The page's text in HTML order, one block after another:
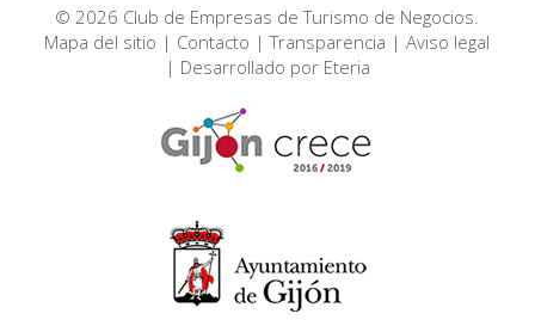
© 2026 Club de Empresas de Turismo de Negocios.
Mapa del sitio | Contacto |Transparencia |Aviso legal
| Desarrollado por Eteria